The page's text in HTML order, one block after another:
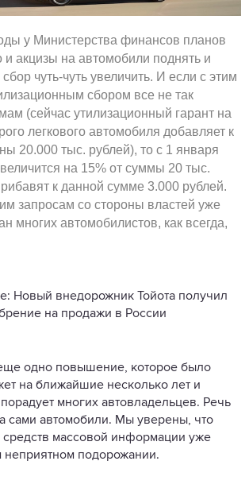
у Министерства финансов планов
акцизы на автомобили поднять и
чуть-чуть увеличить. И если с этим
сбором все не так
(сейчас утилизационный гарант на
легкового автомобиля добавляет к
20.000 тыс. рублей), то с 1 января
на 15% от суммы 20 тыс.
к данной сумме 3.000 рублей.
запросам со стороны властей уже
многих автомобилистов, как всегда,
Новый внедорожник Тойота получил
на продажи в России
одно повышение, которое было
на ближайшие несколько лет и
многих автовладельцев. Речь
сами автомобили. Мы уверены, что
средств массовой информации уже
подорожании.